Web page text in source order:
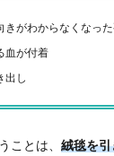
がわからなくなった
血が付着
出し
ことは、 絨毯を